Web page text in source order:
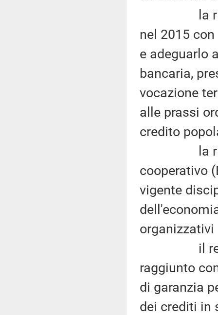
la
nel 2015
e adeguarlo
bancaria,
vocazione
alle prassi
credito
la
cooperativo
vigente
il
raggiunto
di garanzia
dei crediti in